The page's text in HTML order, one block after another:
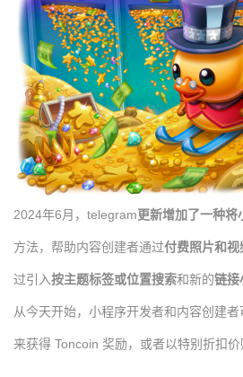
2024年6月，telegram更新增加了一种将
方法，帮助内容创建者通过付费照片和视
过引入按主题标签或位置搜索和新的链接
从今天开始，小程序开发者和内容创建
来获得 Toncoin 奖励，或者以特别折扣价